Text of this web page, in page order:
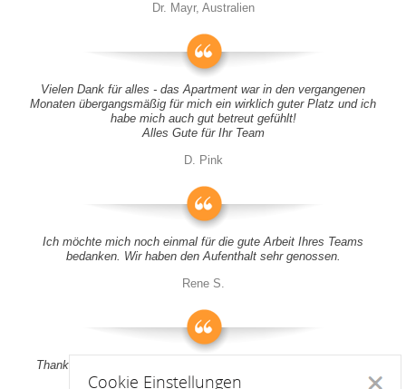
Dr. Mayr, Australien
Vielen Dank für alles - das Apartment war in den vergangenen
Monaten übergangsmäßig für mich ein wirklich guter Platz und ich
habe mich auch gut betreut gefühlt!
Alles Gute für Ihr Team
D. Pink
Ich möchte mich noch einmal für die gute Arbeit Ihres Teams
bedanken. Wir haben den Aufenthalt sehr genossen.
Rene S.
Thank you all for your support! It was a pleasure to stay at your
apartment
Cookie Einstellungen